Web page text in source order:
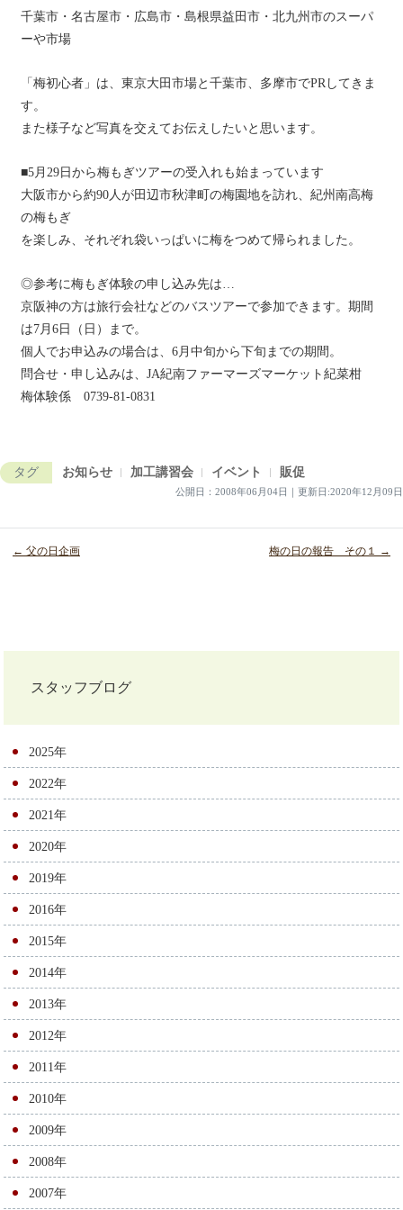
千葉市・名古屋市・広島市・島根県益田市・北九州市のスーパ
ーや市場
「梅初心者」は、東京大田市場と千葉市、多摩市でPRしてきま
す。
また様子など写真を交えてお伝えしたいと思います。
■5月29日から梅もぎツアーの受入れも始まっています
大阪市から約90人が田辺市秋津町の梅園地を訪れ、紀州南高梅
の梅もぎ
を楽しみ、それぞれ袋いっぱいに梅をつめて帰られました。
◎参考に梅もぎ体験の申し込み先は…
京阪神の方は旅行会社などのバスツアーで参加できます。期間
は7月6日（日）まで。
個人でお申込みの場合は、6月中旬から下旬までの期間。
問合せ・申し込みは、JA紀南ファーマーズマーケット紀菜柑
梅体験係 0739-81-0831
タグ お知らせ 加工講習会 イベント 販促
公開日： 2008年06月04日 ｜ 更新日:2020年12月09日
ナ
ビ
ゲ
ー
シ
ョ
ン
← 父の日企画 梅の日の報告 その１ →
スタッフブログ
2025年
2022年
2021年
2020年
2019年
2016年
2015年
2014年
2013年
2012年
2011年
2010年
2009年
2008年
2007年